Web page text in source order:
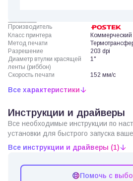
Производитель
Класс принтера
Коммерческий
Метод печати
Разрешение
203 dpi
Диаметр втулки красящей
ленты (риббон)
1"
Скорость печати 152 мм/с
Все характеристики
Инструкции и драйверы
Все необходимые инструкции по
установки для быстрого запуска
Все инструкции и драйверы (1)
Помочь с